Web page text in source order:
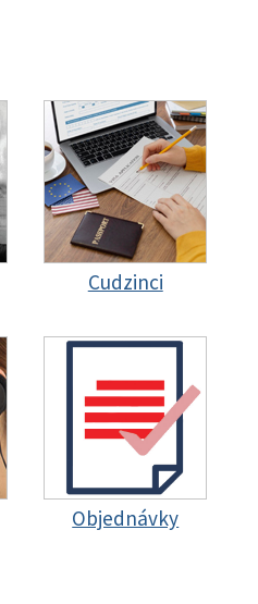
Cudzinci
Objednávky